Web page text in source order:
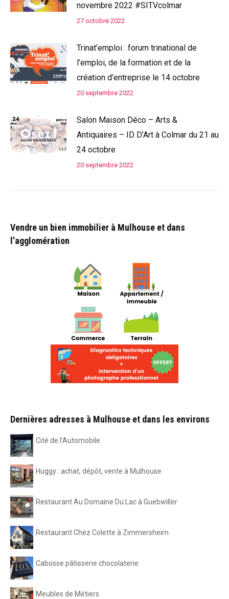
novembre 2022 #SITVcolmar
27 octobre 2022
Trinat’emploi : forum trinational de
l’emploi, de la formation et de la
création d’entreprise le 14 octobre
20 septembre 2022
Salon Maison Déco – Arts &
Antiquaires – ID D’Art à Colmar du 21 au
24 octobre
20 septembre 2022
Vendre un bien immobilier à Mulhouse et dans
l’agglomération
Dernières adresses à Mulhouse et dans les environs
Cité de l’Automobile
Huggy : achat, dépôt, vente à Mulhouse
Restaurant Au Domaine Du Lac à Guebwiller
Restaurant Chez Colette à Zimmersheim
Cabosse pâtisserie chocolaterie
Meubles de Métiers